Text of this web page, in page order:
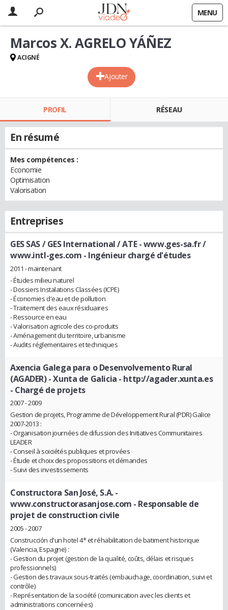
MENU
Ajouter
Marcos X. AGRELO YÁÑEZ
ACIGNÉ
PROFIL RÉSEAU
En résumé
Mes compétences :
Economie
Optimisation
Valorisation
Entreprises
GES SAS / GES International / ATE - www.ges-sa.fr /
www.intl-ges.com - Ingénieur chargé d'études
2011 - maintenant
- Études milieu naturel
- Dossiers Instalations Classées (ICPE)
- Économies d'eau et de pollution
- Traitement des eaux résiduaires
- Ressource en eau
- Valorisation agricole des co-produits
- Aménagement du territoire, urbanisme
- Audits réglementaires et techniques
Axencia Galega para o Desenvolvemento Rural
(AGADER) - Xunta de Galicia - http://agader.xunta.es
- Chargé de projets
2007 - 2009
Gestion de projets, Programme de Développement Rural (PDR) Galice
2007-2013 :
- Organisation journées de difussion des Initiatives Communitaires
LEADER
- Conseil à soiciétés publiques et provées
- Étude et choix des propossitions et démandes
- Suivi des investissements
Constructora San José, S.A. -
www.constructorasanjose.com - Responsable de
projet de construction civile
2005 - 2007
Construcción d'un hotel 4* et réhabilitation de batiment historique
(Valencia, Espagne) :
- Gestion du projet (gestion de la qualité, coûts, délais et risques
professionnels)
- Gestion des travaux sous-traités (embauchage, coordination, suivi et
contrôle)
- Représentation de la société (comunication avec les clients et
administrations concernées)